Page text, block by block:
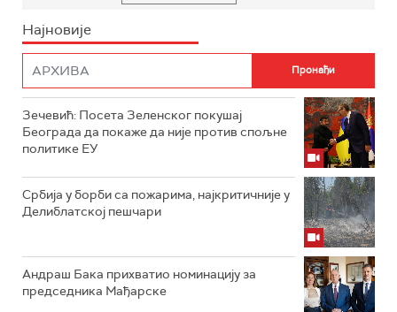
Најновије
Зечевић: Посета Зеленског покушај
Београда да покаже да није против спољне
политике ЕУ
Србија у борби са пожарима, најкритичније у
Делиблатској пешчари
Андраш Бака прихватио номинацију за
председника Мађарске